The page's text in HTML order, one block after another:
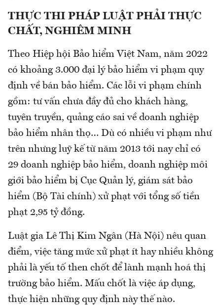
THỰC THI PHÁP LUẬT PHẢI THỰC
CHẤT, NGHIÊM MINH
Theo Hiệp hội Bảo hiểm Việt Nam, năm 2022
có khoảng 3.000 đại lý bảo hiểm vi phạm quy
định về bán bảo hiểm. Các lỗi vi phạm chính
gồm: tư vấn chưa đầy đủ cho khách hàng,
tuyên truyền, quảng cáo sai về doanh nghiệp
bảo hiểm nhân thọ… Dù có nhiều vi phạm như
trên nhưng luỹ kế từ năm 2013 tới nay chỉ có
29 doanh nghiệp bảo hiểm, doanh nghiệp môi
giới bảo hiểm bị Cục Quản lý, giám sát bảo
hiểm (Bộ Tài chính) xử phạt với tổng số tiền
phạt 2,95 tỷ đồng.
Luật gia Lê Thị Kim Ngân (Hà Nội) nêu quan
điểm, việc tăng mức xử phạt ít hay nhiều không
phải là yếu tố then chốt để lành mạnh hoá thị
trường bảo hiểm. Mấu chốt là việc áp dụng,
thực hiện những quy định này thế nào.